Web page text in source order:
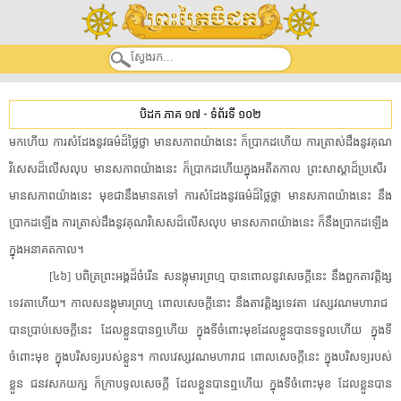
បិដក ភាគ ១៧ - ទំព័រទី ១០២
មក​ហើយ​ ​ការសំដែង​នូវ​ធម៌​ដ៏​ថ្លៃថ្លា​ ​មាន​សភាព​យ៉ាងនេះ​ ​ក៏​ប្រាកដហើយ​ ​ការ​ត្រាស់​ដឹង​នូវ​គុណ
វិសេស​ដ៏​លើសលុប​ ​មាន​សភាព​យ៉ាងនេះ​ ​ក៏​ប្រាកដហើយ​ក្នុង​អតីតកាល​ ​ព្រះ​សាស្តា​ដ៏​ប្រសើរ​ ​
មាន​សភាព​យ៉ាងនេះ​ ​មុខ​ជា​នឹង​មានត​ទៅ​ ​ការសំដែង​នូវ​ធម៌​ដ៏​ថ្លៃថ្លា​ ​មាន​សភាព​យ៉ាងនេះ​ ​នឹង​
ប្រាកដ​ឡើង​ ​ការ​ត្រាស់​ដឹង​នូវ​គុណវិសេស​ដ៏​លើសលុប​ ​មាន​សភាព​យ៉ាងនេះ​ ​ក៏​នឹង​ប្រាកដ​ឡើង​ ​
ក្នុង​អនាគតកាល​។​ ​
​[​៤៦​]​ ​បពិត្រ​ព្រះអង្គ​ដ៏​ចំរើន​ ​សន​ង្កុ​មារ​ព្រហ្ម​ ​បាន​ពោល​នូវ​សេចក្តី​នេះ​ ​នឹង​ពួក​តាវត្តិង្ស​
ទេវតា​ហើយ​។​ ​កាល​សន​ង្កុ​មារ​ព្រហ្ម​ ​ពោល​សេចក្តី​នោះ​ ​នឹង​តាវត្តិង្ស​ទេវតា​ ​វេស្សវណ​មហារាជ​ ​
បាន​ប្រាប់​សេចក្តី​នេះ​ ​ដែល​ខ្លួន​បានឮ​ហើយ​ ​ក្នុង​ទី​ចំពោះមុខ​ដែល​ខ្លួន​បាន​ទទួល​ហើយ​ ​ក្នុង​ទី​
ចំពោះមុខ​ ​ក្នុង​បរិសទ្យ​របស់​ខ្លួន​។​ ​កាល​វេស្សវណ​មហារាជ​ ​ពោល​សេចក្តី​នេះ​ ​ក្នុង​បរិសទ្យ​របស់​
ខ្លួន​ ​ជ​នវ​ស​ភយ​ក្ស​ ​ក៏​ក្រាបទូល​សេចក្តី​ ​ដែល​ខ្លួន​បានឮ​ហើយ​ ​ក្នុង​ទី​ចំពោះមុខ​ ​ដែល​ខ្លួន​បាន​